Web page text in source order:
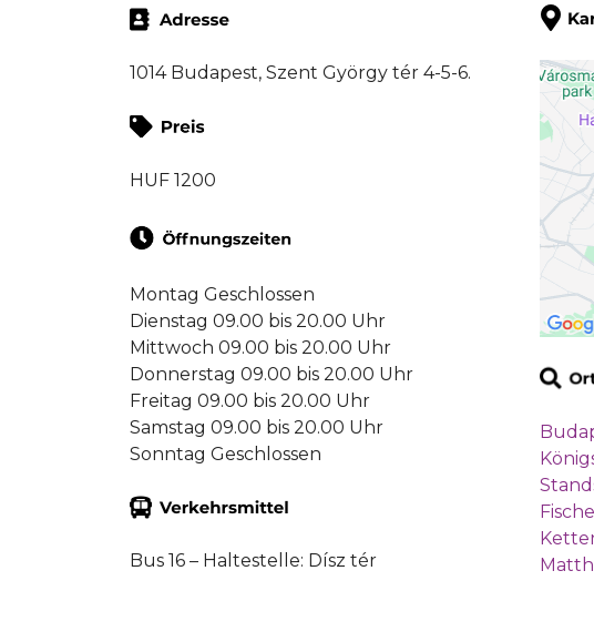
1014 Budapest, Szent György tér 4-5-6.
HUF 1200
Montag Geschlossen
Dienstag 09.00 bis 20.00 Uhr
Mittwoch 09.00 bis 20.00 Uhr
Donnerstag 09.00 bis 20.00 Uhr
Freitag 09.00 bis 20.00 Uhr
Samstag 09.00 bis 20.00 Uhr
Sonntag Geschlossen
Bus 16 – Haltestelle: Dísz tér